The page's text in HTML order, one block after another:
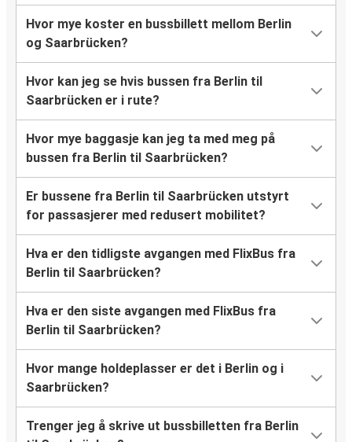
Hvor mye koster en bussbillett mellom Berlin
og Saarbrücken?
Hvor kan jeg se hvis bussen fra Berlin til
Saarbrücken er i rute?
Hvor mye baggasje kan jeg ta med meg på
bussen fra Berlin til Saarbrücken?
Er bussene fra Berlin til Saarbrücken utstyrt
for passasjerer med redusert mobilitet?
Hva er den tidligste avgangen med FlixBus fra
Berlin til Saarbrücken?
Hva er den siste avgangen med FlixBus fra
Berlin til Saarbrücken?
Hvor mange holdeplasser er det i Berlin og i
Saarbrücken?
Trenger jeg å skrive ut bussbilletten fra Berlin